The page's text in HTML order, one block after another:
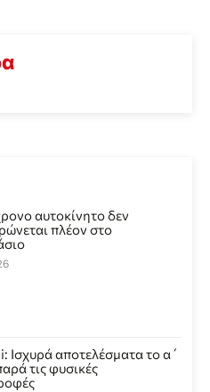
αυτοκίνητο δεν
πλέον στο
Ισχυρά αποτελέσματα το α΄
τις φυσικές